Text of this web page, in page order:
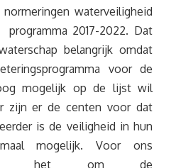
waterveiligheid
2017-2022. Dat
belangrijk omdat
voor de
mogelijk op de lijst wil
zijn er de centen voor dat
is de veiligheid in hun
mogelijk. Voor ons
het om de